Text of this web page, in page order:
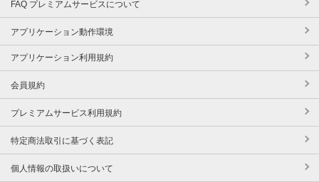
FAQ プレミアムサービスについて
アプリケーション動作環境
アプリケーション利用規約
会員規約
プレミアムサービス利用規約
特定商法取引に基づく表記
個人情報の取扱いについて